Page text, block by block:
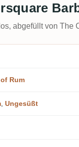
abgefüllt von The
Rum
Ungesüßt